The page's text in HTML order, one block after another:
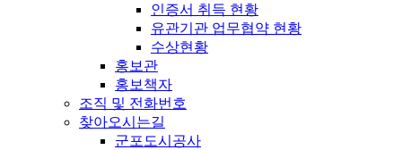
인증서 취득 현황
유관기관 업무협약 현황
수상현황
홍보관
홍보책자
조직 및 전화번호
찾아오시는길
군포도시공사